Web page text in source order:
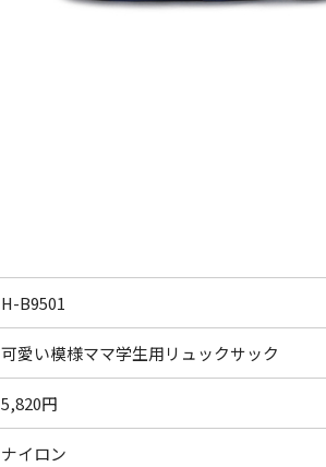
H-B9501
可愛い模様ママ学生用リュックサック
5,820円
ナイロン